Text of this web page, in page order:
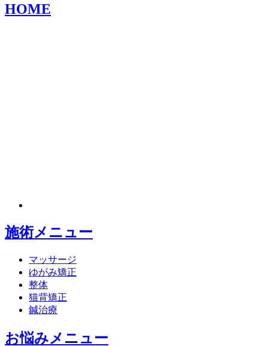
HOME
施術メニュー
マッサージ
ゆがみ矯正
整体
猫背矯正
鍼治療
お悩みメニュー